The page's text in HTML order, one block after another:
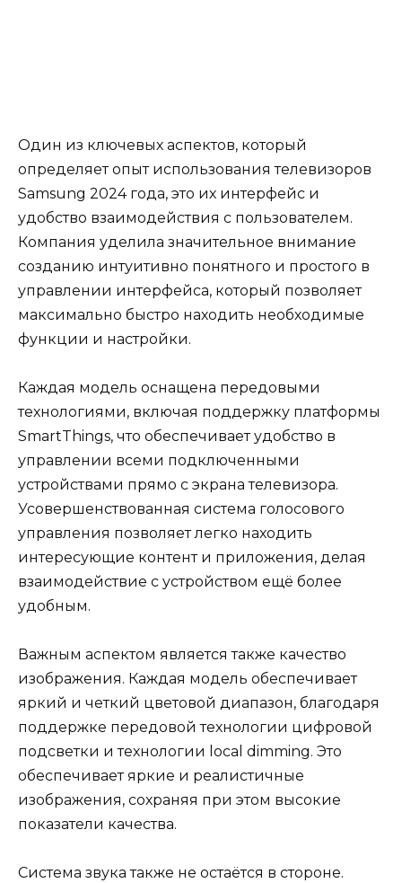
Один из ключевых аспектов, который
определяет опыт использования телевизоров
Samsung 2024 года, это их интерфейс и
удобство взаимодействия с пользователем.
Компания уделила значительное внимание
созданию интуитивно понятного и простого в
управлении интерфейса, который позволяет
максимально быстро находить необходимые
функции и настройки.
Каждая модель оснащена передовыми
технологиями, включая поддержку платформы
SmartThings, что обеспечивает удобство в
управлении всеми подключенными
устройствами прямо с экрана телевизора.
Усовершенствованная система голосового
управления позволяет легко находить
интересующие контент и приложения, делая
взаимодействие с устройством ещё более
удобным.
Важным аспектом является также качество
изображения. Каждая модель обеспечивает
яркий и четкий цветовой диапазон, благодаря
поддержке передовой технологии цифровой
подсветки и технологии local dimming. Это
обеспечивает яркие и реалистичные
изображения, сохраняя при этом высокие
показатели качества.
Система звука также не остаётся в стороне.